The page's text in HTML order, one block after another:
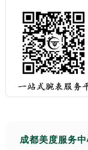
成都美度服务